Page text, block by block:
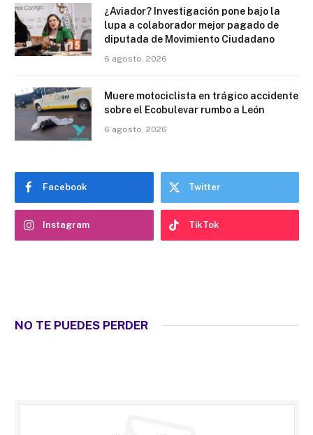
¿Aviador? Investigación pone bajo la
lupa a colaborador mejor pagado de
diputada de Movimiento Ciudadano
6 agosto, 2026
Muere motociclista en trágico accidente
sobre el Ecobulevar rumbo a León
6 agosto, 2026
Facebook Twitter
Instagram TikTok
NO TE PUEDES PERDER